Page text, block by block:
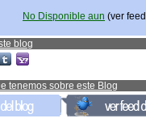
No Disponible aun (ver
blog
tenemos sobre este Blog